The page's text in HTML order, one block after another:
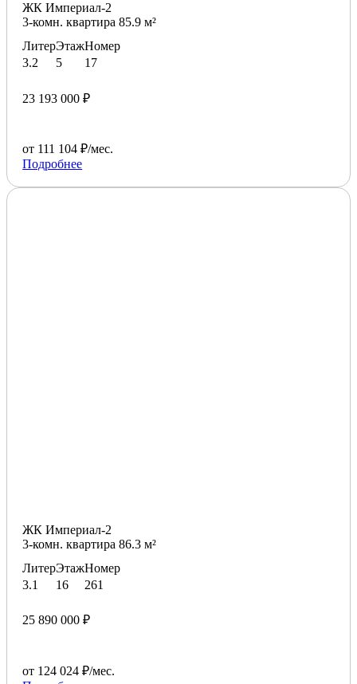
ЖК Империал-2
3-комн. квартира 85.9 м²
Литер
3.2
Этаж
5
Номер
17
23 193 000 ₽
от 111 104 ₽/мес.
Подробнее
ЖК Империал-2
3-комн. квартира 86.3 м²
Литер
3.1
Этаж
16
Номер
261
25 890 000 ₽
от 124 024 ₽/мес.